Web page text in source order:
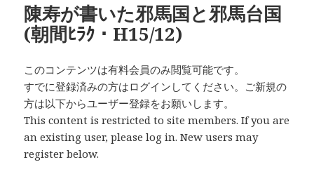
陳寿が書いた邪馬国と邪馬台国
(朝間ﾋﾗｸ・H15/12)
このコンテンツは有料会員のみ閲覧可能です。
すでに登録済みの方はログインしてください。ご新規の
方は以下からユーザー登録をお願いします。
This content is restricted to site members. If you are
an existing user, please log in. New users may
register below.